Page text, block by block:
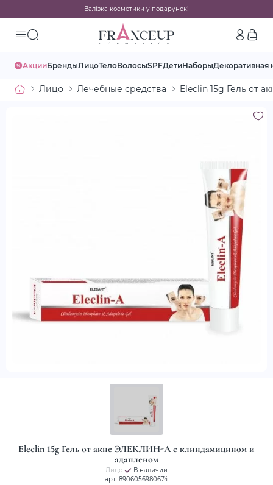
Валізка косметики у подарунок!
АкцииБрендыЛицоТелоВолосыSPFДетиНаборыДекоративная
Лицо Лечебные средства Eleclin 15g Гель от
Eleclin 15g Гель от акне ЭЛЕКЛИН-А с клиндамицином и
адапленом
Лицо
В наличии
арт. 8906056980674